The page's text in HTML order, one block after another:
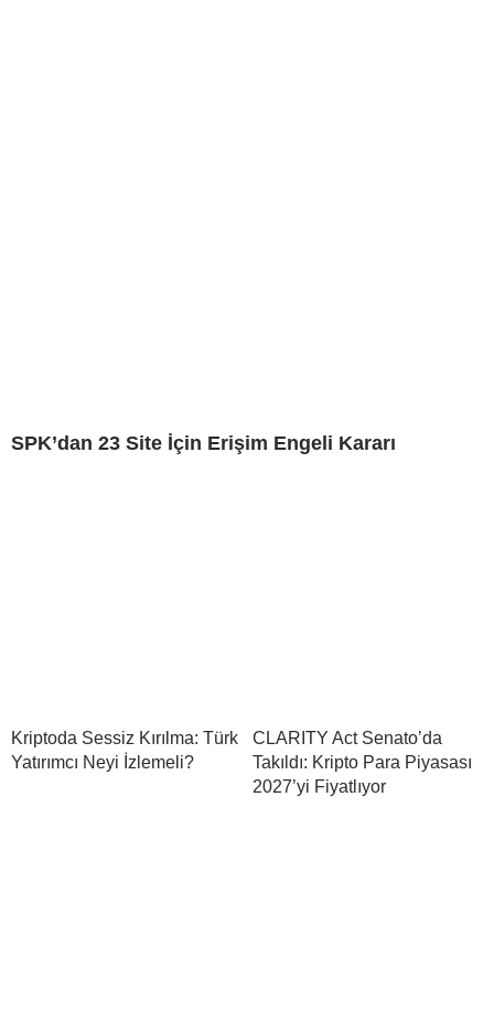
SPK’dan 23 Site İçin Erişim Engeli Kararı
Kriptoda Sessiz Kırılma: Türk
Yatırımcı Neyi İzlemeli?
CLARITY Act Senato’da
Takıldı: Kripto Para Piyasası
2027’yi Fiyatlıyor